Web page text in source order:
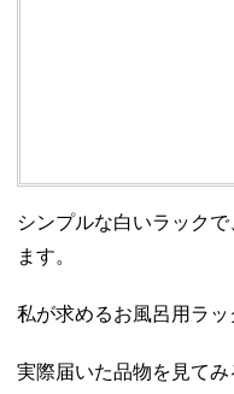
シンプルな白いラック
ます。
私が求めるお風呂用ラ
実際届いた品物を見て